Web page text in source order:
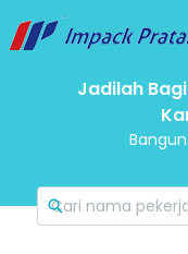
Jadilah